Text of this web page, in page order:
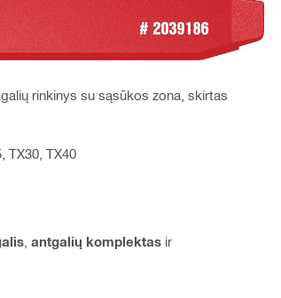
rinkinys su sąsūkos zona, skirtas
TX30, TX40
antgalių komplektas ir